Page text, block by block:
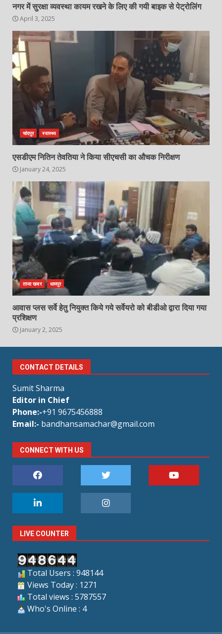
नगर में सुरक्षा व्यवस्था कायम रखने के लिए की गयी बाइक से पेट्रोलिंग
April 3, 2025
चांदपुर स्वास्थ्य
एसडीएम नितिन तेवतिया ने किया सीएचसी का औचक निरीक्षण
January 24, 2025
ताजा खबर धामपुर
आवास प्लस सर्वे हेतु नियुक्त किये गये सर्वेयरो को बीडीओ द्वारा दिया गया
प्रशिक्षण
January 2, 2025
CONTACT DETAILS
Sumit Sharma
Editor in Chief
Phone:-+91 9675456888
Email:- bandhansamachar@gmail.com
CONNECT WITH US
LIVE COUNTER
Total Users : 948144
Views Today : 1271
Total views : 5787557
Who's Online : 4